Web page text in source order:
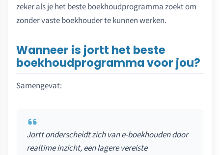
zeker als je het beste boekhoudprogramma zoekt om
zonder vaste boekhouder te kunnen werken.
Wanneer is jortt het beste
boekhoudprogramma voor jou?
Samengevat:
Jortt onderscheidt zich van e-boekhouden door
realtime inzicht, een lagere vereiste